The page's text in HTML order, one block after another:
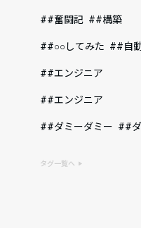
#奮闘記 #構築
#○○してみた #自
#エンジニア
#エンジニア
#ダミーダミー #
タグ一覧へ